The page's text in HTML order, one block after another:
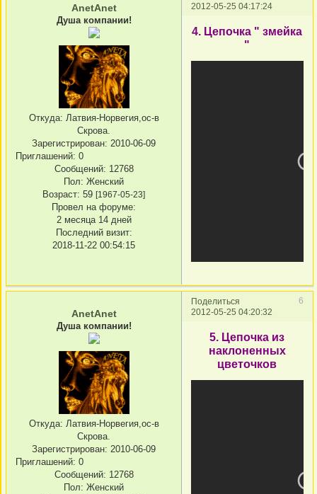
2012-05-25 04:17:24
AnetAnet
Душа компании!
Откуда: Латвия-Норвегия,ос-в
Скрова.
Зарегистрирован: 2010-06-09
Приглашений: 0
Сообщений: 12768
Пол: Женский
Возраст: 59 [1967-05-23]
Провел на форуме:
2 месяца 14 дней
Последний визит:
2018-11-22 00:54:15
4. Цепочка " змейка
"
Поделиться
6
2012-05-25 04:20:32
AnetAnet
Душа компании!
Откуда: Латвия-Норвегия,ос-в
Скрова.
Зарегистрирован: 2010-06-09
Приглашений: 0
Сообщений: 12768
Пол: Женский
5. Цепочка из
наклоненных
цветочков